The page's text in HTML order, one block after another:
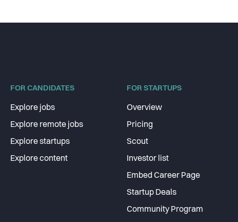
FOR CANDIDATES
Explore jobs
Explore remote jobs
Explore startups
Explore content
FOR STARTUPS
Overview
Pricing
Scout
Investor list
Embed Career Page
Startup Deals
Community Program